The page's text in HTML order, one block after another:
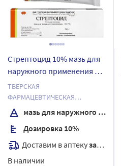
Стрептоцид 10% мазь для
наружного применения 30
гр
ТВЕРСКАЯ
ФАРМАЦЕВТИЧЕСКАЯ
ФАБРИКА ОАО
мазь для наружного применения
Дозировка 10%
Доставим в аптекузавтра
В наличии